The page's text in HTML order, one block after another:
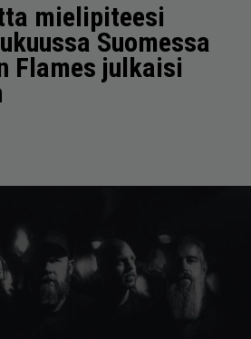
mielipiteesi
Suomessa
Flames julkaisi